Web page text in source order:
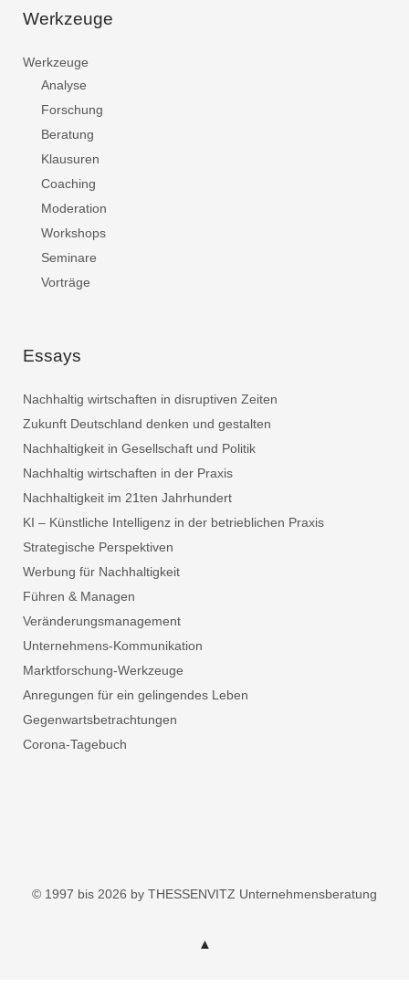
Werkzeuge
Werkzeuge
Analyse
Forschung
Beratung
Klausuren
Coaching
Moderation
Workshops
Seminare
Vorträge
Essays
Nachhaltig wirtschaften in disruptiven Zeiten
Zukunft Deutschland denken und gestalten
Nachhaltigkeit in Gesellschaft und Politik
Nachhaltig wirtschaften in der Praxis
Nachhaltigkeit im 21ten Jahrhundert
KI – Künstliche Intelligenz in der betrieblichen Praxis
Strategische Perspektiven
Werbung für Nachhaltigkeit
Führen & Managen
Veränderungsmanagement
Unternehmens-Kommunikation
Marktforschung-Werkzeuge
Anregungen für ein gelingendes Leben
Gegenwartsbetrachtungen
Corona-Tagebuch
© 1997 bis 2026 by THESSENVITZ Unternehmensberatung